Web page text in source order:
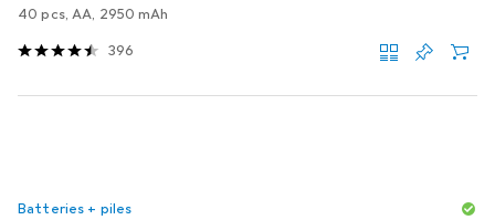
40 pcs, AA, 2950 mAh
396
Batteries + piles